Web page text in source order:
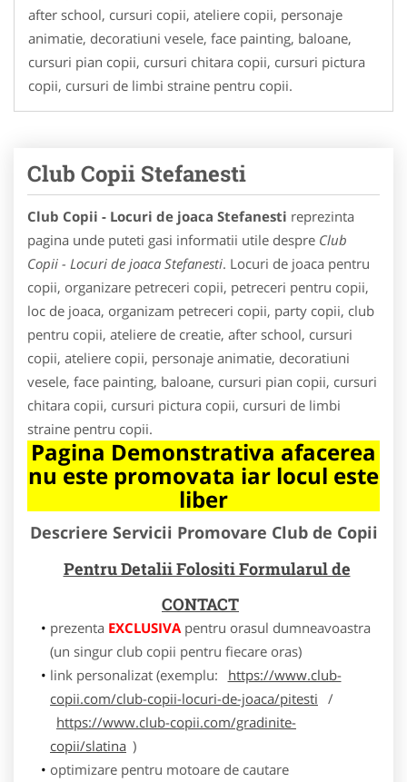
after school, cursuri copii, ateliere copii, personaje
animatie, decoratiuni vesele, face painting, baloane,
cursuri pian copii, cursuri chitara copii, cursuri pictura
copii, cursuri de limbi straine pentru copii.
Club Copii Stefanesti
Club Copii - Locuri de joaca Stefanesti reprezinta
pagina unde puteti gasi informatii utile despre Club
Copii - Locuri de joaca Stefanesti. Locuri de joaca pentru
copii, organizare petreceri copii, petreceri pentru copii,
loc de joaca, organizam petreceri copii, party copii, club
pentru copii, ateliere de creatie, after school, cursuri
copii, ateliere copii, personaje animatie, decoratiuni
vesele, face painting, baloane, cursuri pian copii, cursuri
chitara copii, cursuri pictura copii, cursuri de limbi
straine pentru copii.
Pagina Demonstrativa afacerea
nu este promovata iar locul este
liber
Descriere Servicii Promovare Club de Copii
Pentru Detalii Folositi Formularul de
CONTACT
prezenta EXCLUSIVApentru orasul dumneavoastra
(un singur club copii pentru fiecare oras)
link personalizat (exemplu:
https://www.club-
copii.com/club-copii-locuri-de-joaca/pitesti /
https://www.club-copii.com/gradinite-
copii/slatina )
optimizare pentru motoare de cautare